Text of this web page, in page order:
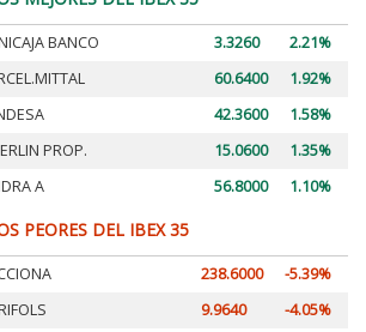
BANCO 3.3260
2.21%
60.6400
1.92%
42.3600
1.58%
PROP.
15.0600
1.35%
A
56.8000 1.10%
PEORES DEL IBEX 35
238.6000
-5.39%
9.9640
-4.05%